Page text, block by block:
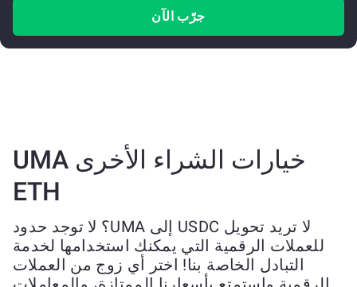
جرّب الآن
خيارات الشراء الأخرى UMA
ETH
لا تريد تحويل USDC إلى UMA؟ لا توجد حدود
للعملات الرقمية التي يمكنك استخدامها لخدمة
التبادل الخاصة بنا! اختر أي زوج من العملات